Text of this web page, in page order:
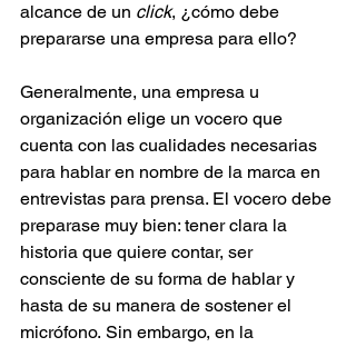
alcance de un click, ¿cómo debe
prepararse una empresa para ello?
Generalmente, una empresa u
organización elige un vocero que
cuenta con las cualidades necesarias
para hablar en nombre de la marca en
entrevistas para prensa. El vocero debe
preparase muy bien: tener clara la
historia que quiere contar, ser
consciente de su forma de hablar y
hasta de su manera de sostener el
micrófono. Sin embargo, en la